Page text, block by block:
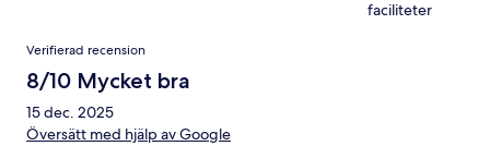
faciliteter
Recensioner
Verifierad recension
8/10 Mycket bra
15 dec. 2025
Översätt med hjälp av Google